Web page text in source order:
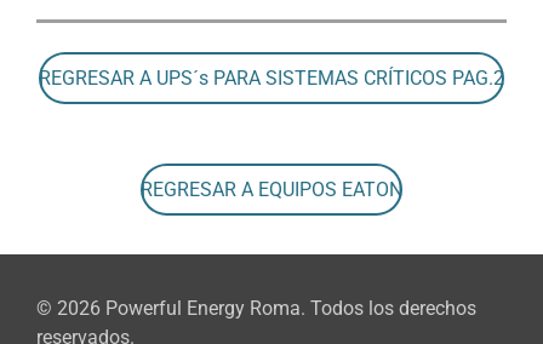
REGRESAR A UPS´s PARA SISTEMAS CRÍTICOS PAG.2
REGRESAR A EQUIPOS EATON
© 2026 Powerful Energy Roma. Todos los derechos
reservados.